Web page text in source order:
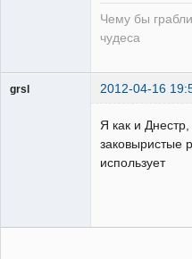
Чему бы
чудеса
grsl 2012-04-16
Я как и
заковыристые
использует